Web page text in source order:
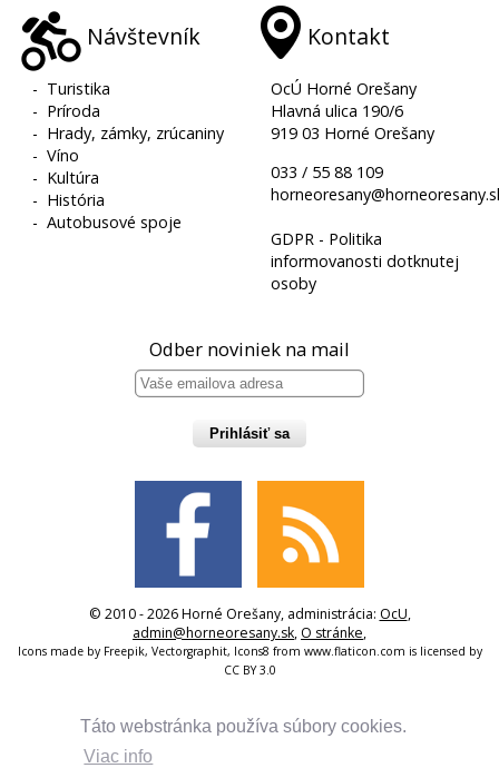
Táto webstránka používa súbory cookies.
Viac info
Návštevník
- Turistika
- Príroda
- Hrady, zámky, zrúcaniny
-Víno
- Kultúra
- História
-Autobusové spoje
Kontakt
OcÚ Horné Orešany
Hlavná ulica 190/6
919 03 Horné Orešany
033 / 55 88 109
GDPR - Politika
informovanosti dotknutej
osoby
Odber noviniek na mail
Prihlásiť sa
© 2010 - 2026 Horné Orešany, administrácia: OcU,
admin@horneoresany.sk, O stránke,
Icons made by Freepik, Vectorgraphit, Icons8 from www.flaticon.com is licensed by
CC BY 3.0